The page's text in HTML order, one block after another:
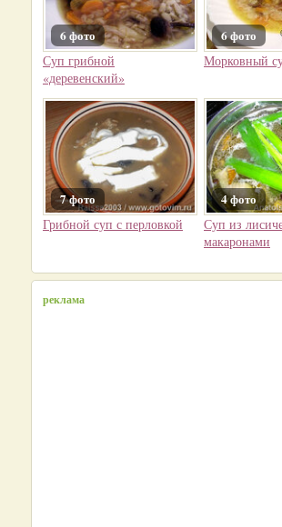
6 фото
Суп грибной
«деревенский»
6 фото
Морковный
7 фото
Грибной суп с перловкой
4 фото
Суп из
макаронами
реклама